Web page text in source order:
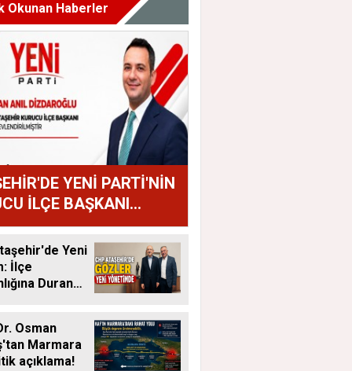
Okunan Haberler
YENİ PARTİ'NİN
İLÇE BAŞKANI
ANIL DİZDAROĞLU
Yeni
İlçe
Duran
Osman
Marmara
açıklama!